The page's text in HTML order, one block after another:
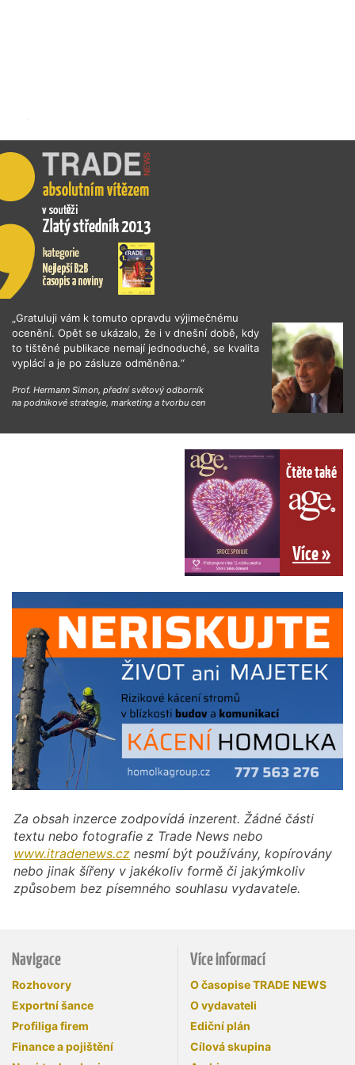
„Gratuluji vám k tomuto opravdu výjimečnému
ocenění. Opět se ukázalo, že i v dnešní době, kdy
to tištěné publikace nemají jednoduché, se kvalita
vyplácí a je po zásluze odměněna.“
Prof. Hermann Simon, přední světový odborník
na podnikové strategie, marketing a tvorbu cen
Čtěte také
Více »
Za obsah inzerce zodpovídá inzerent. Žádné části
textu nebo fotografie z Trade News nebo
www.itradenews.cz nesmí být používány, kopírovány
nebo jinak šířeny v jakékoliv formě či jakýmkoliv
způsobem bez písemného souhlasu vydavatele.
Navigace
Rozhovory
Exportní šance
Profiliga firem
Finance a pojištění
Více informací
O časopise TRADE NEWS
O vydavateli
Ediční plán
Cílová skupina